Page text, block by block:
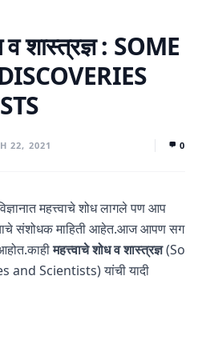
व शास्त्रज्ञ : SOME
22, 2021 0
महत्त्वाचे शोध लागले पण आप
संशोधक माहिती आहेत.आज आपण सग
महत्त्वाचे शोध व शास्त्रज्ञ(So
Scientists) यांची यादी